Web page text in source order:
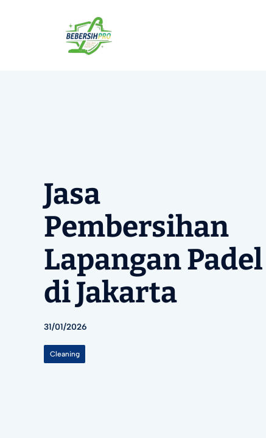
Jasa
Pembersihan
Lapangan Padel
di Jakarta
31/01/2026
Cleaning